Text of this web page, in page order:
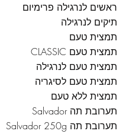
ראשים לנרגילה פרימיום
תיקים לנרגילה
תמצית טעם
תמצית טעם CLASSIC
תמצית טעם לנרגילה
תמצית טעם לסיגריה
תמצית ללא טעם
תערובת תה Salvador
תערובת תה Salvador 250g